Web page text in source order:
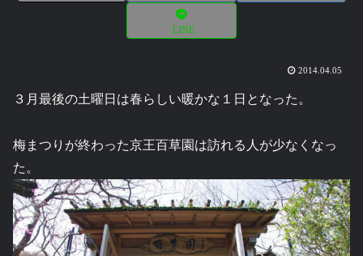
LINE
2014.04.05
３月最後の土曜日は春らしい暖かな１日となった。
梅まつりが終わった京王百草園は訪れる人が少なくなっ
た。